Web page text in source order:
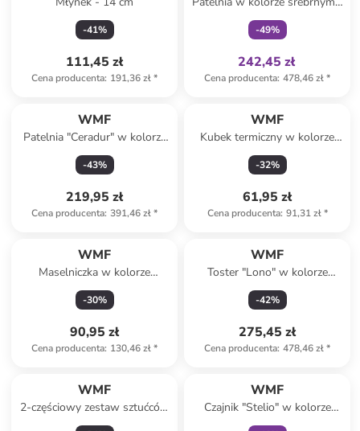
-41%
111,45 zł
Cena producenta: 191,36 zł*
Ø 28 cm
-49%
242,45 zł
Cena producenta: 478,46 zł*
WMF
Patelnia "Ceradur" w kolorze
srebrnym - Ø 28 cm
-43%
219,95 zł
Cena producenta: 391,46 zł*
WMF
Kubek termiczny w kolorze
brązowo-czarnym - 350 ml
-32%
61,95 zł
Cena producenta: 91,31 zł*
WMF
Maselniczka w kolorze
srebrnym - (S)22 x (W)11 x
(G)5 cm
-30%
90,95 zł
Cena producenta: 130,46 zł*
WMF
Toster "Lono" w kolorze
srebrno-czarnym
-42%
275,45 zł
Cena producenta: 478,46 zł*
WMF
2-częściowy zestaw sztućców
"Nuova" w kolorze srebrnym
WMF
Czajnik "Stelio" w kolorze
srebrnym - 1,7 l